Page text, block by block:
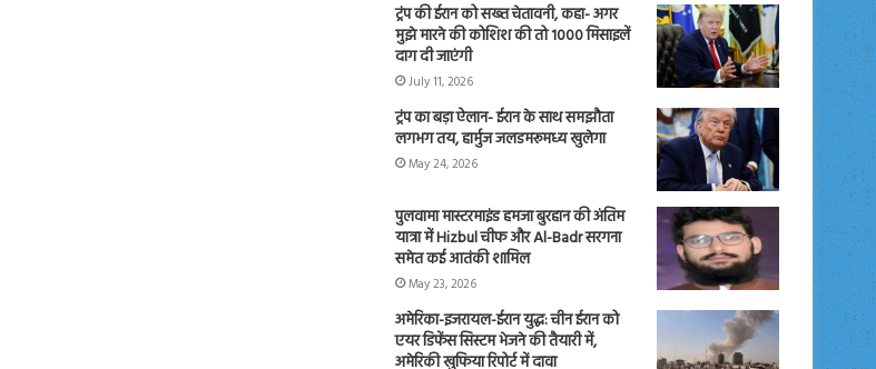
ट्रंप की ईरान को सख्त चेतावनी, कहा- अगर
मुझे मारने की कोशिश की तो 1000 मिसाइलें
दाग दी जाएंगी
July 11, 2026
ट्रंप का बड़ा ऐलान- ईरान के साथ समझौता
लगभग तय, हार्मुज जलडमरूमध्य खुलेगा
May 24, 2026
पुलवामा मास्टरमाइंड हमजा बुरहान की अंतिम
यात्रा में Hizbul चीफ और Al-Badr सरगना
समेत कई आतंकी शामिल
May 23, 2026
अमेरिका-इजरायल-ईरान युद्ध: चीन ईरान को
एयर डिफेंस सिस्टम भेजने की तैयारी में,
अमेरिकी खुफिया रिपोर्ट में दावा